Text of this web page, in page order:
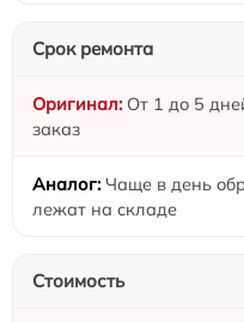
Срок ремонта
От 1 до 5
заказ
Чаще в день
лежат на складе
Стоимость